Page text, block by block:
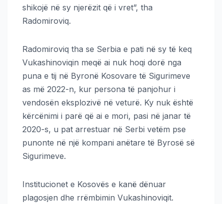
shikojë në sy njerëzit që i vret”, tha
Radomiroviq.
Radomiroviq tha se Serbia e pati në sy të keq
Vukashinoviqin meqë ai nuk hoqi dorë nga
puna e tij në Byronë Kosovare të Sigurimeve
as më 2022-n, kur persona të panjohur i
vendosën eksplozivë në veturë. Ky nuk është
kërcënimi i parë që ai e mori, pasi në janar të
2020-s, u pat arrestuar në Serbi vetëm pse
punonte në një kompani anëtare të Byrosë së
Sigurimeve.
Institucionet e Kosovës e kanë dënuar
plagosjen dhe rrëmbimin Vukashinoviqit.